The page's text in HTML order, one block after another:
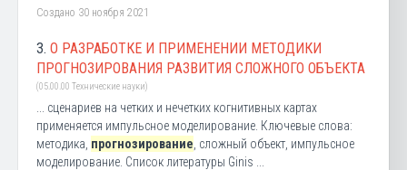
Создано 30 ноября 2021
3. О РАЗРАБОТКЕ И ПРИМЕНЕНИИ МЕТОДИКИ
ПРОГНОЗИРОВАНИЯ РАЗВИТИЯ СЛОЖНОГО ОБЪЕКТА
(05.00.00 Технические науки)
... сценариев на четких и нечетких когнитивных картах
применяется импульсное моделирование. Ключевые слова:
методика, прогнозирование , сложный объект, импульсное
моделирование. Список литературы Ginis ...